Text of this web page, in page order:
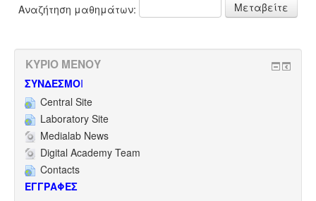
Αναζήτηση μαθημάτων:
ΚΎΡΙΟ ΜΕΝΟΎ
ΣΥΝΔΕΣΜΟΙ
Central Site
Laboratory Site
Medialab News
Digital Academy Team
Contacts
ΕΓΓΡΑΦΕΣ